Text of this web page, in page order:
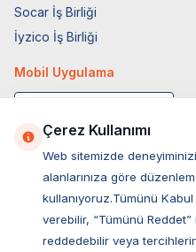
Socar İş Birliği
İyzico İş Birliği
Mobil Uygulama
Çerez Kullanımı
Web sitemizde
alanlarınıza göre
kullanıyoruz.Tümünü
verebilir, “Tümünü
reddedebilir veya